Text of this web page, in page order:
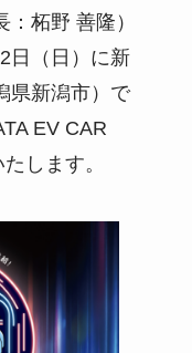
柘野 善隆）
日（日）に新
県新潟市）で
EV CAR
します。